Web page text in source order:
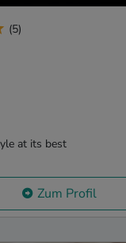
(5)
at its best
Zum Profil